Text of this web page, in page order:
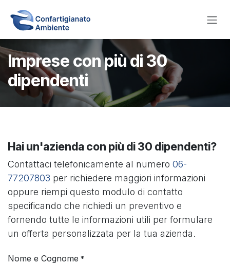
Imprese con più di 30
dipendenti
Hai un'azienda con più di 30 dipendenti?
Contattaci telefonicamente al numero 06-
77207803 per richiedere maggiori informazioni
oppure riempi questo modulo di contatto
specificando che richiedi un preventivo e
fornendo tutte le informazioni utili per formulare
un offerta personalizzata per la tua azienda.
Nome e Cognome *